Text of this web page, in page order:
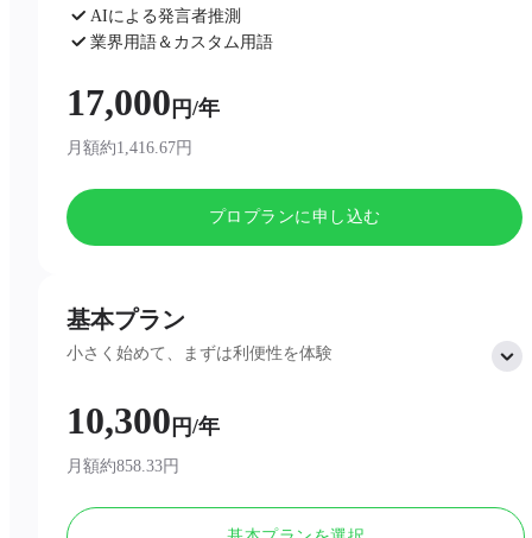
基本プラン
小さく始めて、まずは利便性を体験
サービス内容：
300分 AI文字起こし
プロ向けAI要約テンプレート
10,300 円/年
月額約858.33円
AIによる発言者推測
業界用語＆カスタム用語
17,000 円/年
月額約1,416.67円
プロプランに申し込む